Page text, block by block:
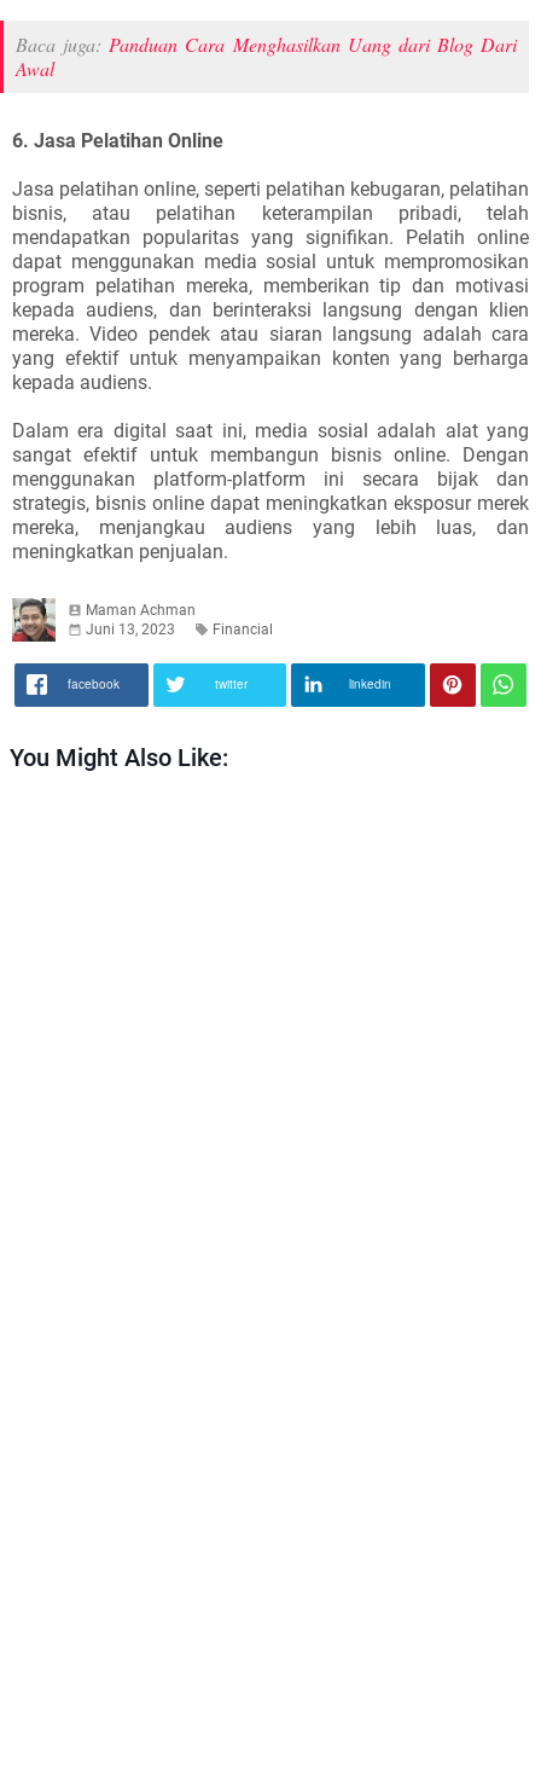
Baca juga: Panduan Cara Menghasilkan Uang dari Blog Dari
Awal
6. Jasa Pelatihan Online
Jasa pelatihan online, seperti pelatihan kebugaran, pelatihan
bisnis, atau pelatihan keterampilan pribadi, telah
mendapatkan popularitas yang signifikan. Pelatih online
dapat menggunakan media sosial untuk mempromosikan
program pelatihan mereka, memberikan tip dan motivasi
kepada audiens, dan berinteraksi langsung dengan klien
mereka. Video pendek atau siaran langsung adalah cara
yang efektif untuk menyampaikan konten yang berharga
kepada audiens.
Dalam era digital saat ini, media sosial adalah alat yang
sangat efektif untuk membangun bisnis online. Dengan
menggunakan platform-platform ini secara bijak dan
strategis, bisnis online dapat meningkatkan eksposur merek
mereka, menjangkau audiens yang lebih luas, dan
meningkatkan penjualan.
Maman Achman
Juni 13, 2023
Financial
facebook twitter linkedin
You Might Also Like: